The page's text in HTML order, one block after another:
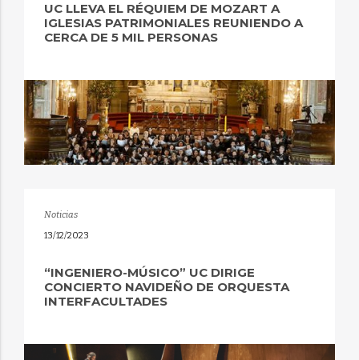
UC LLEVA EL RÉQUIEM DE MOZART A
IGLESIAS PATRIMONIALES REUNIENDO A
CERCA DE 5 MIL PERSONAS
Noticias
13/12/2023
“INGENIERO-MÚSICO” UC DIRIGE
CONCIERTO NAVIDEÑO DE ORQUESTA
INTERFACULTADES